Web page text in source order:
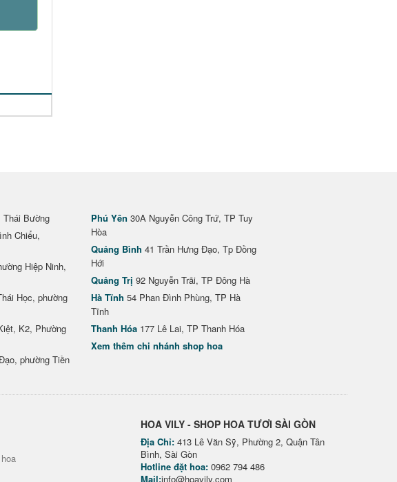
Thái Bường
Chiểu,
Hiệp Ninh,
Học, phường
K2, Phường
phường Tiền
Phú Yên 30A Nguyễn Công Trứ, TP Tuy
Hòa
Quảng Bình 41 Trần Hưng Đạo, Tp Đồng
Hới
Quảng Trị 92 Nguyễn Trãi, TP Đông Hà
Hà Tĩnh 54 Phan Đình Phùng, TP Hà
Tĩnh
Thanh Hóa 177 Lê Lai, TP Thanh Hóa
Xem thêm chi nhánh shop hoa
HOA VILY - SHOP HOA TƯƠI SÀI GÒN
Địa Chỉ: 413 Lê Văn Sỹ, Phường 2, Quận Tân
Bình, Sài Gòn
Hotline đặt hoa: 0962 794 486
Mail:info@hoavily.com